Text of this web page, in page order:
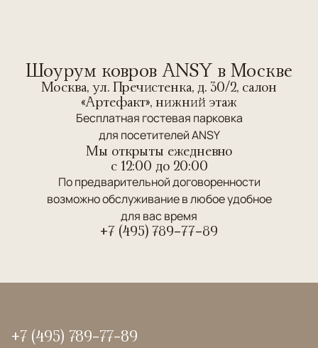
Шоурум ковров ANSY в Москве
Москва, ул. Пречистенка, д. 30/2, салон
«Артефакт», нижний этаж
Бесплатная гостевая парковка
для посетителей ANSY
Мы открыты ежедневно
c 12:00 до 20:00
По предварительной договоренности
возможно обслуживание в любое удобное
для вас время
+7 (495) 789-77-89
+7 (495) 789-77-89